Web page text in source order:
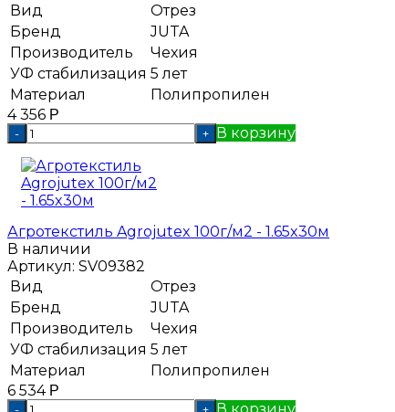
Вид
Отрез
Бренд
JUTA
Производитель
Чехия
УФ стабилизация 5 лет
Материал
Полипропилен
4 356 Р
- + В корзину
Агротекстиль Agrojutex 100г/м2 - 1.65x30м
В наличии
Артикул: SV09382
Вид
Отрез
Бренд
JUTA
Производитель
Чехия
УФ стабилизация 5 лет
Материал
Полипропилен
6 534 Р